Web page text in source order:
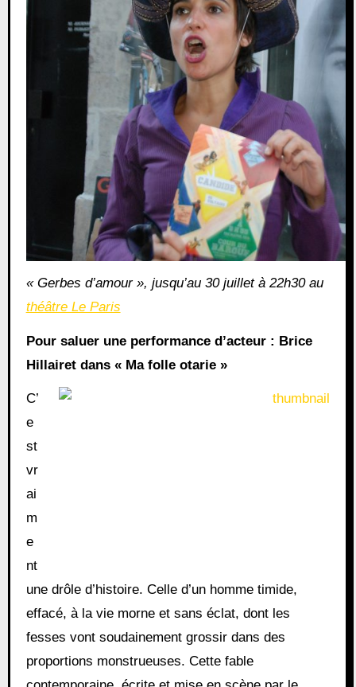
« Gerbes d’amour », jusqu’au 30 juillet à 22h30 au
théâtre Le Paris
Pour saluer une performance d’acteur : Brice
Hillairet dans « Ma folle otarie »
C’
e
st
vr
ai
m
e
nt
une drôle d’histoire. Celle d’un homme timide,
effacé, à la vie morne et sans éclat, dont les
fesses vont soudainement grossir dans des
proportions monstrueuses. Cette fable